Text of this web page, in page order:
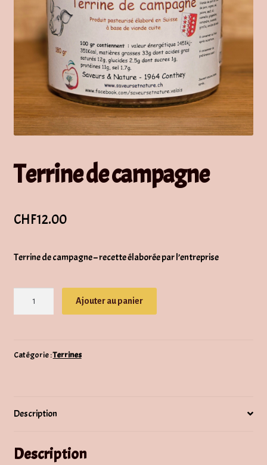
Terrine de campagne
CHF12.00
Terrine de campagne – recette élaborée par l’entreprise
campagne
Ajouter au panier
Catégorie :Terrines
Description
Description